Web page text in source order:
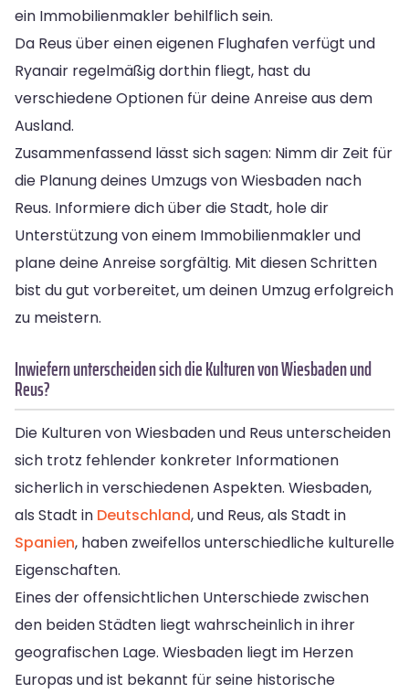
ein Immobilienmakler behilflich sein.
Da Reus über einen eigenen Flughafen verfügt und
Ryanair regelmäßig dorthin fliegt, hast du
verschiedene Optionen für deine Anreise aus dem
Ausland.
Zusammenfassend lässt sich sagen: Nimm dir Zeit für
die Planung deines Umzugs von Wiesbaden nach
Reus. Informiere dich über die Stadt, hole dir
Unterstützung von einem Immobilienmakler und
plane deine Anreise sorgfältig. Mit diesen Schritten
bist du gut vorbereitet, um deinen Umzug erfolgreich
zu meistern.
Inwiefern unterscheiden sich die Kulturen von Wiesbaden und
Reus?
Die Kulturen von Wiesbaden und Reus unterscheiden
sich trotz fehlender konkreter Informationen
sicherlich in verschiedenen Aspekten. Wiesbaden,
als Stadt in Deutschland, und Reus, als Stadt in
Spanien, haben zweifellos unterschiedliche kulturelle
Eigenschaften.
Eines der offensichtlichen Unterschiede zwischen
den beiden Städten liegt wahrscheinlich in ihrer
geografischen Lage. Wiesbaden liegt im Herzen
Europas und ist bekannt für seine historische